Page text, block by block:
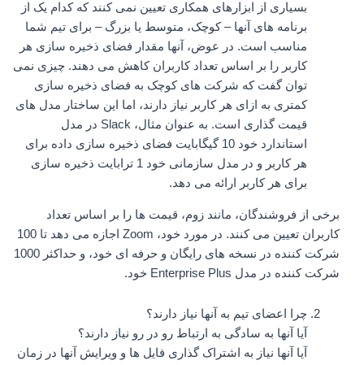
بسیاری از ابزارهای همکاری تعیین نمی کنند که کدام یک از
برنامه های آنها – کوچک، متوسط یا بزرگ – برای تیم شما
مناسب است. در عوض، آنها مقدار فضای ذخیره سازی هر
کاربر را بر اساس تعداد کاربران کاهش می دهند. چیزی نمی
توان گفت که شرکت های کوچک به فضای ذخیره سازی
کمتری به ازای هر کاربر نیاز دارند، اما این ساختار مدل های
قیمت گذاری است. به عنوان مثال، Slack در مدل
استاندارد خود 10 گیگابایت فضای ذخیره سازی داده برای
هر کاربر و در مدل سازمانی خود 1 ترابایت ذخیره سازی
برای هر کاربر ارائه می دهد.
برخی از فروشندگان، مانند زوم، قیمت ها را بر اساس تعداد
کاربران تعیین می کنند. در مورد خود، Zoom اجازه می دهد تا 100
شرکت کننده در نسخه های رایگان و حرفه ای خود، و حداکثر 1000
شرکت کننده در مدل Enterprise Plus خود.
چرا اعضای تیم به آنها نیاز دارند؟
آیا آنها به سادگی به ارتباط رو در رو نیاز دارند؟
آیا آنها نیاز به اشتراک گذاری فایل ها و ویرایش آنها در زمان